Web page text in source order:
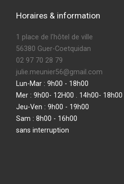
Horaires & information
1 place de l'hôtel de ville
56380 Guer-Coetquidan
02 97 70 28 79
julie.meunier56@gmail.com
Lun-Mar : 9h00 - 18h00
Mer : 9h00- 12H00 . 14h00- 18h00
Jeu-Ven : 9h00 - 19h00
Sam : 8h00 - 16h00
sans interruption